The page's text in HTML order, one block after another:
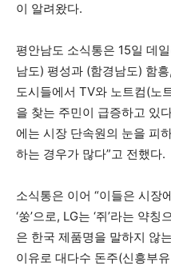
이 알려왔다.
평안남도 소식통은 15일 데
남도) 평성과 (함경남도) 함
도시들에서 TV와 노트컴(노
을 찾는 주민이 급증하고 있
에는 시장 단속원의 눈을 피
하는 경우가 많다”고 전했다.
소식통은 이어 “이들은 시장
‘쑹’으로, LG는 ‘쥐’라는 약
은 한국 제품명을 말하지 않
이유로 대다수 돈주(신흥부